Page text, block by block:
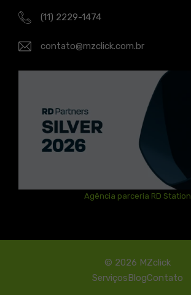
(11) 2229-1474
contato@mzclick.com.br
Agência parceria RD Station
© 2026 MZclick
Serviços BlogContato